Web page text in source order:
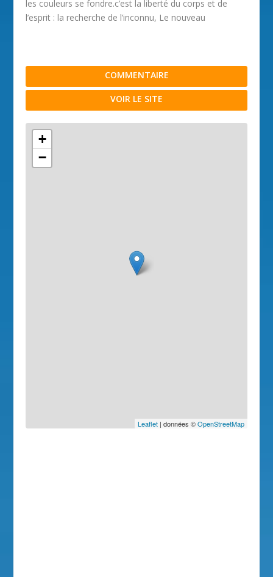
les couleurs se fondre.c’est la liberté du corps et de
l’esprit : la recherche de l’inconnu, Le nouveau
COMMENTAIRE
VOIR LE SITE
+
−
Leaflet| données ©OpenStreetMap